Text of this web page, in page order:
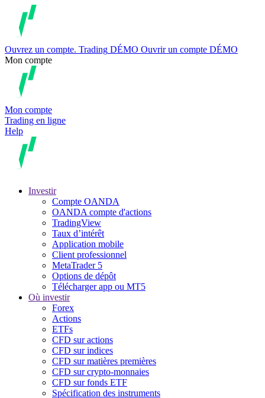
Ouvrez un compte. Trading DÉMO Ouvrir un compte DÉMO
Mon compte
Mon compte
Trading en ligne
Help
Investir
Compte OANDA
OANDA compte d'actions
TradingView
Taux d’intérêt
Application mobile
Client professionnel
MetaTrader 5
Options de dépôt
Télécharger app ou MT5
Où investir
Forex
Actions
ETFs
CFD sur actions
CFD sur indices
CFD sur matières premières
CFD sur crypto-monnaies
CFD sur fonds ETF
Spécification des instruments